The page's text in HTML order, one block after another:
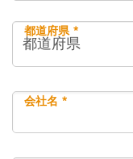
都道府県 *
会社名 *